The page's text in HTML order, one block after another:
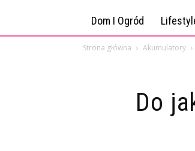
Dom I Ogród
Strona główna Akumulatory
Do